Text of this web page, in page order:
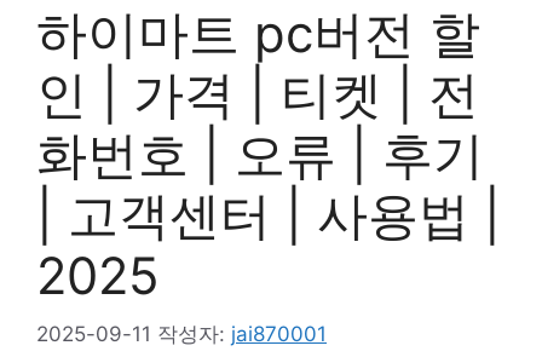
하이마트 pc버전 할
인 | 가격 | 티켓 | 전
화번호 | 오류 | 후기
| 고객센터 | 사용법 |
2025
2025-09-11 작성자: jai870001